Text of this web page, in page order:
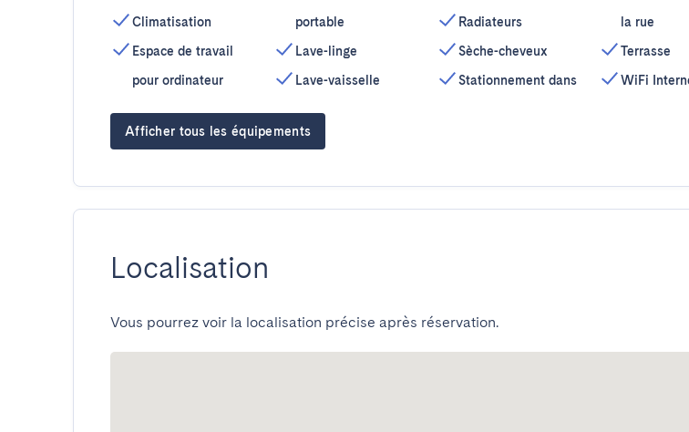
Climatisation
Espace de travail
pour ordinateur
portable
Lave-linge
Lave-vaisselle
Radiateurs
Sèche-cheveux
Stationnement dans
la rue
Terrasse
WiFi
Afficher tous les équipements
Localisation
Vous pourrez voir la localisation précise après réservation.